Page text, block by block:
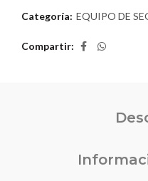
Categoría: EQUIPO DE
Compartir